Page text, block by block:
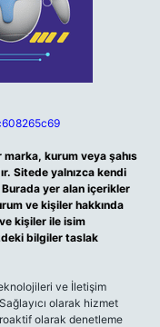
kurum veya şahıs
Sitede yalnızca kendi
Burada yer alan içerikler
ve kişiler hakkında
kişiler ile isim
bilgiler taslak
ve İletişim
olarak hizmet
olarak denetleme